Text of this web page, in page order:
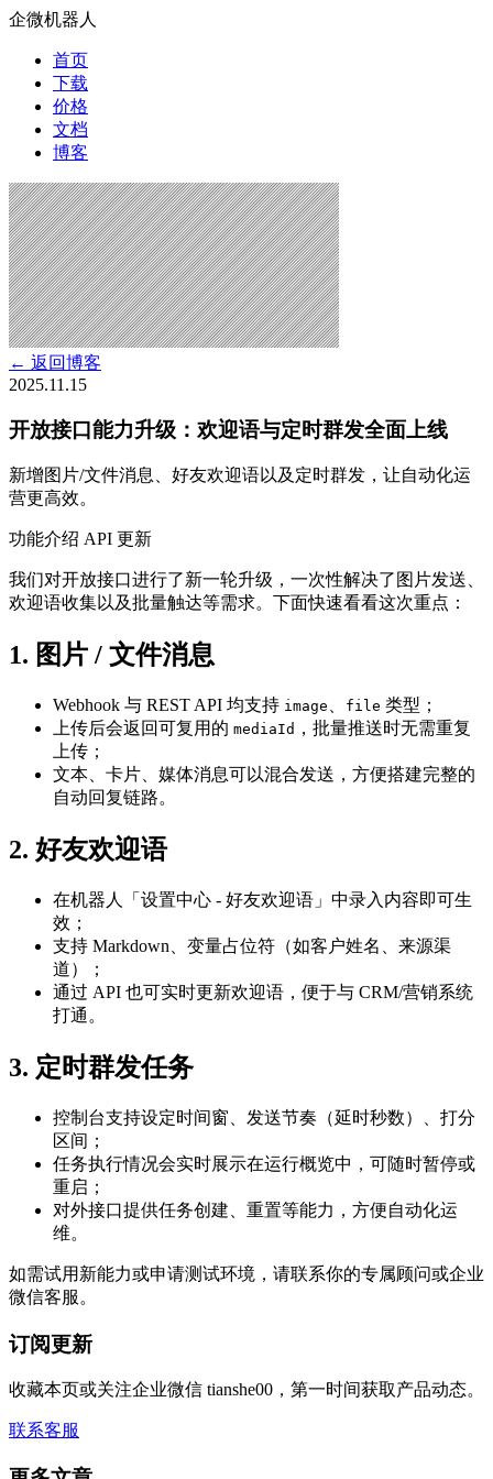
企微机器人
首页
下载
价格
文档
博客
← 返回博客
2025.11.15
开放接口能力升级：欢迎语与定时群发全面上线
新增图片/文件消息、好友欢迎语以及定时群发，让自动化运
营更高效。
功能介绍 API 更新
我们对开放接口进行了新一轮升级，一次性解决了图片发送、
欢迎语收集以及批量触达等需求。下面快速看看这次重点：
1. 图片 / 文件消息
Webhook 与 REST API 均支持 image file 类型；
上传后会返回可复用的 mediaId ，批量推送时无需重复
上传；
文本、卡片、媒体消息可以混合发送，方便搭建完整的
自动回复链路。
2. 好友欢迎语
在机器人「设置中心 - 好友欢迎语」中录入内容即可生
效；
支持 Markdown、变量占位符（如客户姓名、来源渠
道）；
通过 API 也可实时更新欢迎语，便于与 CRM/营销系统
打通。
3. 定时群发任务
控制台支持设定时间窗、发送节奏（延时秒数）、打分
区间；
任务执行情况会实时展示在运行概览中，可随时暂停或
重启；
对外接口提供任务创建、重置等能力，方便自动化运
维。
如需试用新能力或申请测试环境，请联系你的专属顾问或企业
微信客服。
订阅更新
收藏本页或关注企业微信 tianshe00，第一时间获取产品动态。
联系客服